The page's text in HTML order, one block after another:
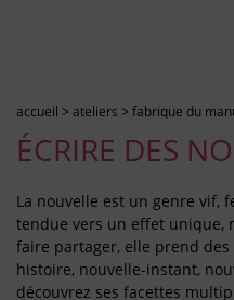
accueil > ateliers > fabrique du
ÉCRIRE DES
La nouvelle est un genre vif,
tendue vers un effet unique,
faire partager, elle prend
histoire, nouvelle-instant,
découvrez ses facettes